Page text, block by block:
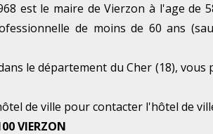
est le maire de Vierzon à l'age de
de moins de 60 ans
le département du Cher (18),
de ville pour contacter l'hôtel de
VIERZON